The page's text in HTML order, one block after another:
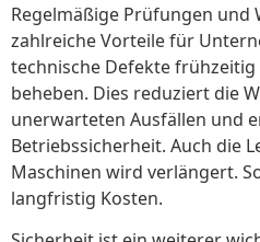
Regelmäßige Prüfungen und
zahlreiche Vorteile für
technische Defekte
beheben. Dies reduziert die
unerwarteten Ausfällen und
Betriebssicherheit. Auch die
Maschinen wird verlängert.
langfristig Kosten.